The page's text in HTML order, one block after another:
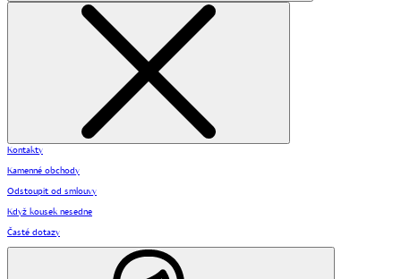
Kontakty
Kamenné obchody
Odstoupit od smlouvy
Když kousek nesedne
Časté dotazy